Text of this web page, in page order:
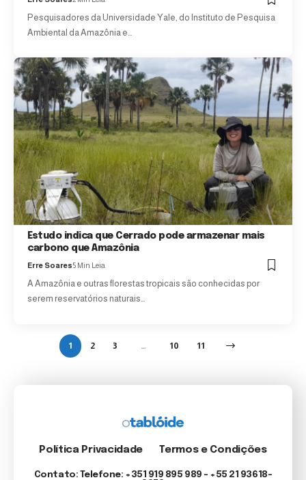
Pesquisadores da Universidade Yale, do Instituto de Pesquisa
Ambiental da Amazônia e…
Estudo indica que Cerrado pode armazenar mais
carbono que Amazônia
Erre Soares5 Min Leia
A Amazônia e outras florestas tropicais são conhecidas por
serem reservatórios naturais…
1 2 3 … 10 11
Política Privacidade Termos e Condições
Contato: Telefone: +351 919 895 989 – +55 21 93618-